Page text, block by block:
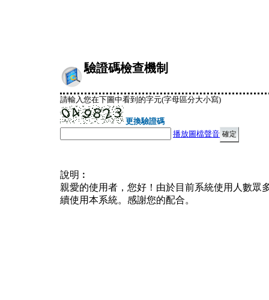
驗證碼檢查機制
請輸入您在下圖中看到的字元(字母區分大小寫)
更換驗證碼
播放圖檔聲音
說明︰
親愛的使用者，您好！由於目前系統使用人數眾
續使用本系統。感謝您的配合。